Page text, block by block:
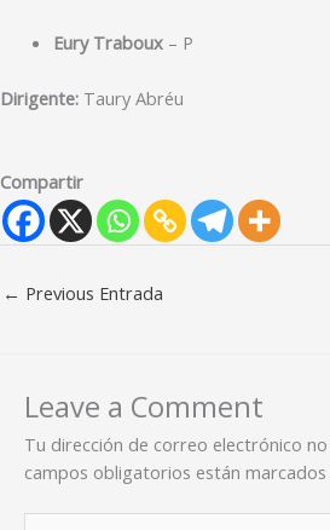
Eury Traboux– P
Dirigente: Taury Abréu
Compartir
← Previous Entrada
Leave a Comment
Tu dirección de correo electrónico
campos obligatorios están marcados